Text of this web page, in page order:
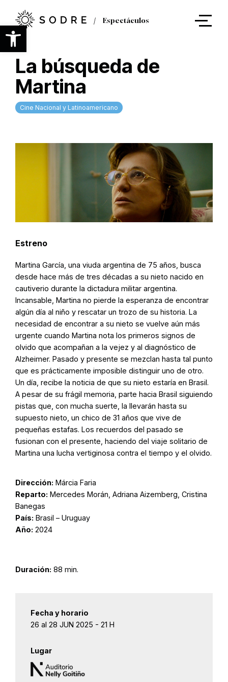
Abrir barra de herramientas
contenido
principal
Espectáculos
La búsqueda de
Martina
Cine Nacional y Latinoamericano
Estreno
Martina García, una viuda argentina de 75 años, busca
desde hace más de tres décadas a su nieto nacido en
cautiverio durante la dictadura militar argentina.
Incansable, Martina no pierde la esperanza de encontrar
algún día al niño y rescatar un trozo de su historia. La
necesidad de encontrar a su nieto se vuelve aún más
urgente cuando Martina nota los primeros signos de
olvido que acompañan a la vejez y al diagnóstico de
Alzheimer. Pasado y presente se mezclan hasta tal punto
que es prácticamente imposible distinguir uno de otro.
Un día, recibe la noticia de que su nieto estaría en Brasil.
A pesar de su frágil memoria, parte hacia Brasil siguiendo
pistas que, con mucha suerte, la llevarán hasta su
supuesto nieto, un chico de 31 años que vive de
pequeñas estafas. Los recuerdos del pasado se
fusionan con el presente, haciendo del viaje solitario de
Martina una lucha vertiginosa contra el tiempo y el olvido.
Dirección: Márcia Faria
Reparto: Mercedes Morán, Adriana Aizemberg, Cristina
Banegas
País: Brasil – Uruguay
Año: 2024
Duración: 88 min.
Fecha y horario
26 al 28 JUN 2025 - 21 H
Lugar